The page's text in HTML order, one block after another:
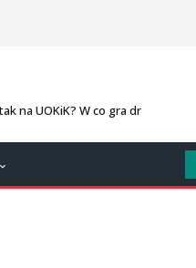
na UOKiK? W co gra dr